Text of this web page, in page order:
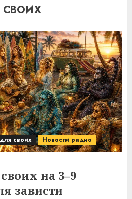
СВОИХ
своих Новости радио
на 3–9
зависти